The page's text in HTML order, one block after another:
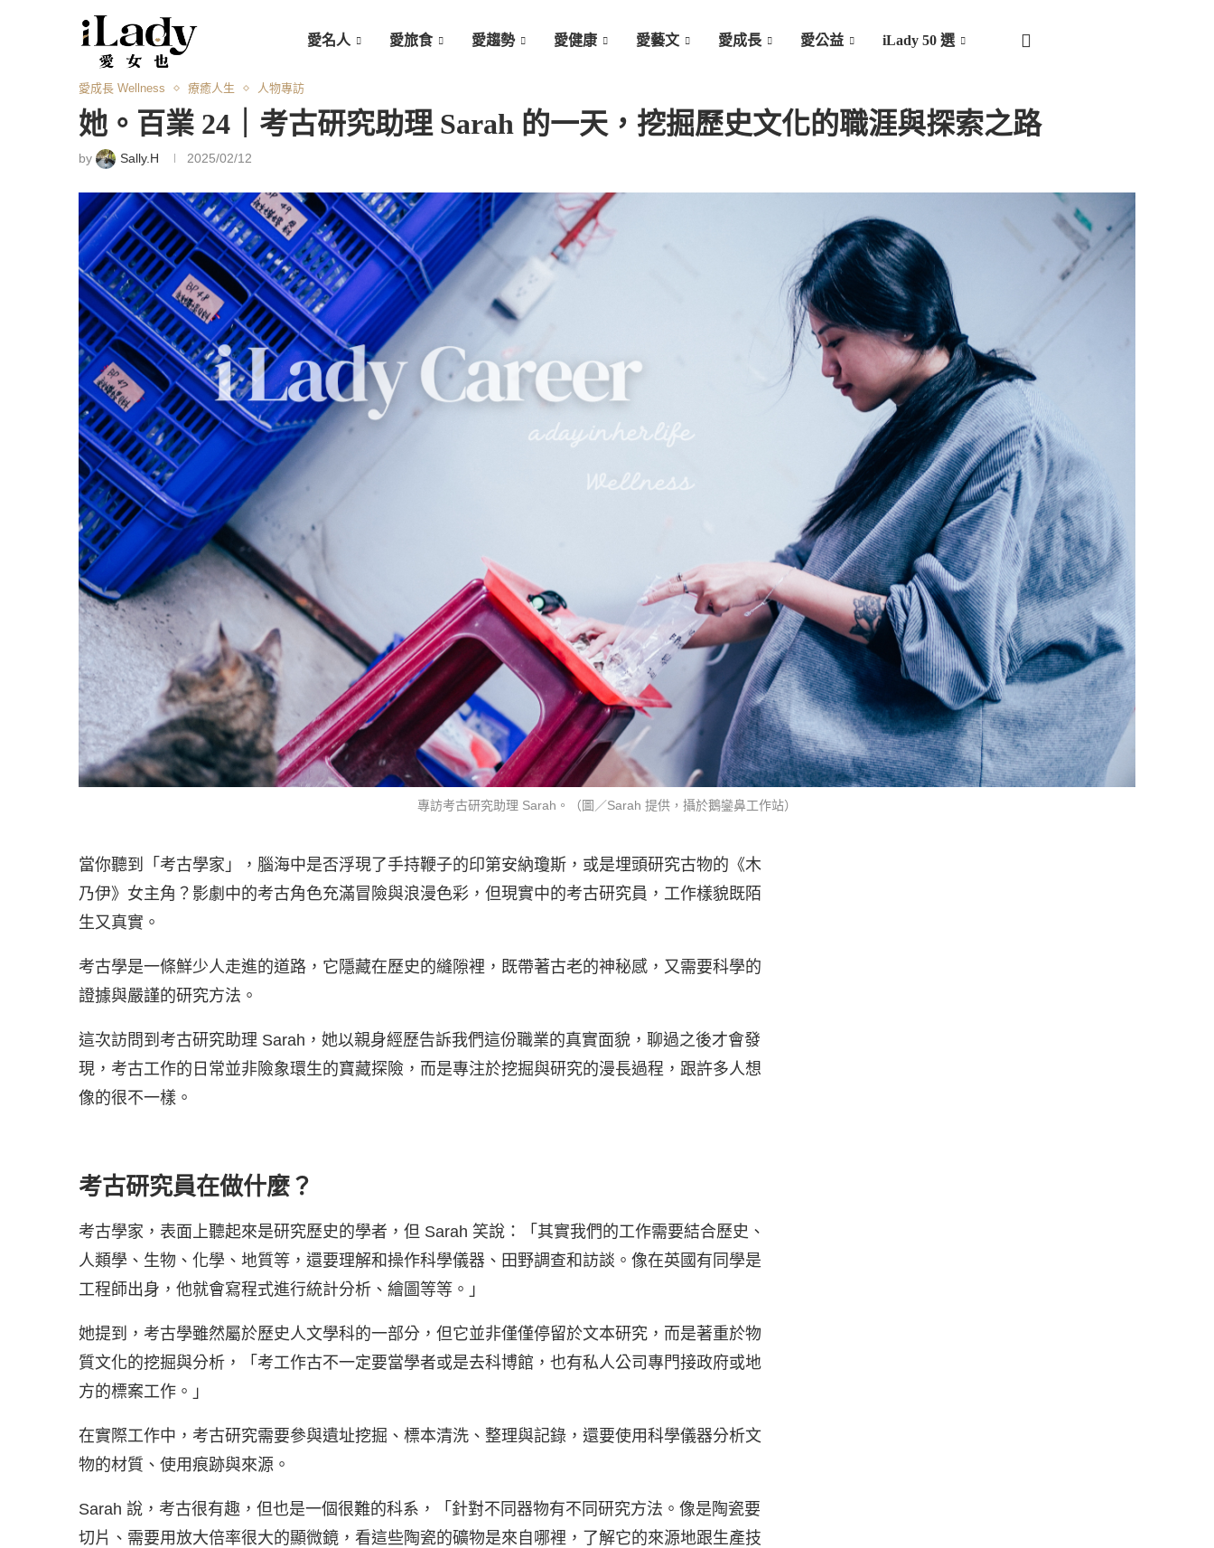
愛名人 愛旅食 愛趨勢 愛健康 愛藝文 愛成長 愛公益 iLady 50 選
愛成長 Wellness 療癒人生 人物專訪
她。百業 24｜考古研究助理 Sarah 的一天，挖掘歷史文化的職涯與探索之路
by Sally.H 2025/02/12
專訪考古研究助理 Sarah。（圖／Sarah 提供，攝於鵝鑾鼻工作站）
當你聽到「考古學家」，腦海中是否浮現了手持鞭子的印第安納瓊斯，或是埋頭研究古物的《木
乃伊》女主角？影劇中的考古角色充滿冒險與浪漫色彩，但現實中的考古研究員，工作樣貌既陌
生又真實。
考古學是一條鮮少人走進的道路，它隱藏在歷史的縫隙裡，既帶著古老的神秘感，又需要科學的
證據與嚴謹的研究方法。
這次訪問到考古研究助理 Sarah，她以親身經歷告訴我們這份職業的真實面貌，聊過之後才會發
現，考古工作的日常並非險象環生的寶藏探險，而是專注於挖掘與研究的漫長過程，跟許多人想
像的很不一樣。
考古研究員在做什麼？
考古學家，表面上聽起來是研究歷史的學者，但 Sarah 笑說：「其實我們的工作需要結合歷史、
人類學、生物、化學、地質等，還要理解和操作科學儀器、田野調查和訪談。像在英國有同學是
工程師出身，他就會寫程式進行統計分析、繪圖等等。」
她提到，考古學雖然屬於歷史人文學科的一部分，但它並非僅僅停留於文本研究，而是著重於物
質文化的挖掘與分析，「考工作古不一定要當學者或是去科博館，也有私人公司專門接政府或地
方的標案工作。」
在實際工作中，考古研究需要參與遺址挖掘、標本清洗、整理與記錄，還要使用科學儀器分析文
物的材質、使用痕跡與來源。
Sarah 說，考古很有趣，但也是一個很難的科系，「針對不同器物有不同研究方法。像是陶瓷要
切片、需要用放大倍率很大的顯微鏡，看這些陶瓷的礦物是來自哪裡，了解它的來源地跟生產技